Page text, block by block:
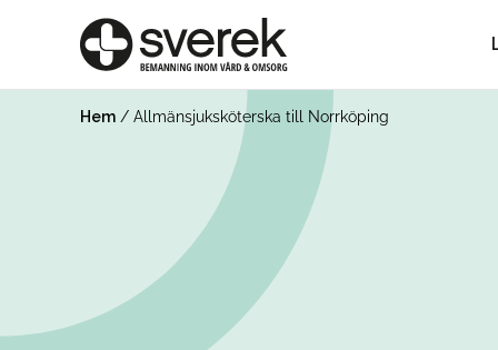
Hem / Allmänsjuksköterska till Norrköping